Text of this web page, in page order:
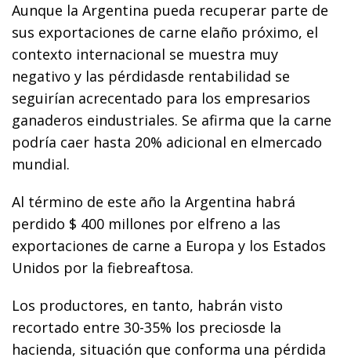
Aunque la Argentina pueda recuperar parte de
sus exportaciones de carne elaño próximo, el
contexto internacional se muestra muy
negativo y las pérdidasde rentabilidad se
seguirían acrecentado para los empresarios
ganaderos eindustriales. Se afirma que la carne
podría caer hasta 20% adicional en elmercado
mundial.
Al término de este año la Argentina habrá
perdido $ 400 millones por elfreno a las
exportaciones de carne a Europa y los Estados
Unidos por la fiebreaftosa.
Los productores, en tanto, habrán visto
recortado entre 30-35% los preciosde la
hacienda, situación que conforma una pérdida